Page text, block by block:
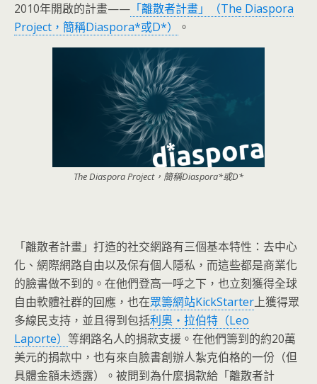
2010年開啟的計畫—— 「離散者計畫」（The Diaspora
Project，簡稱Diaspora*或D*）
。
The Diaspora Project，簡稱Diaspora*或D*
「離散者計畫」打造的社交網路有三個基本特性：去中心
化、網際網路自由以及保有個人隱私，而這些都是商業化
的臉書做不到的。在他們登高一呼之下，也立刻獲得全球
自由軟體社群的回應，也在眾籌網站KickStarter上獲得眾
多線民支持，並且得到包括利奧‧拉伯特（Leo
Laporte） 等網路名人的捐款支援。在他們籌到的約20萬
美元的捐款中，也有來自臉書創辦人紮克伯格的一份（但
具體金額未透露）。被問到為什麼捐款給「離散者計